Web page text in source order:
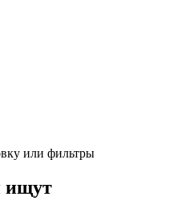
или фильтры
ищут